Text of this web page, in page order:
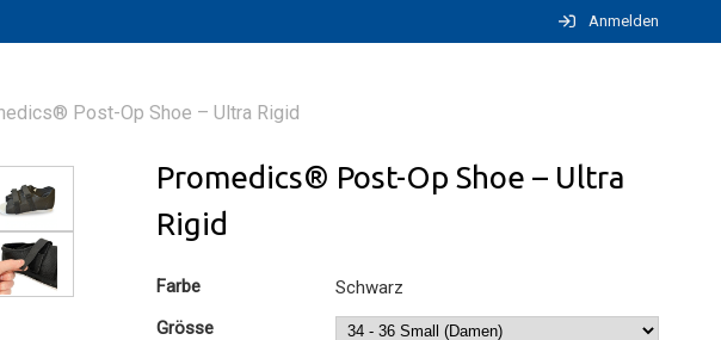
Anmelden
Post-Op Shoe – Ultra Rigid
Promedics® Post-Op Shoe – Ultra
Rigid
Farbe
Schwarz
Grösse